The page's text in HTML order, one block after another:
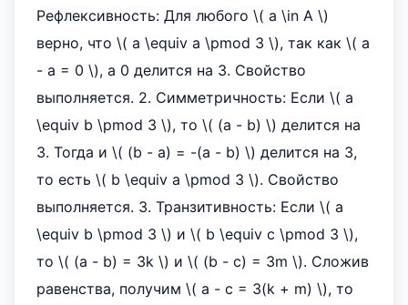
Рефлексивность: Для любого \( a \in A \)
верно, что \( a \equiv a \pmod 3 \), так как \( a
- a = 0 \), а 0 делится на 3. Свойство
выполняется. 2. Симметричность: Если \( a
\equiv b \pmod 3 \), то \( (a - b) \) делится на
3. Тогда и \( (b - a) = -(a - b) \) делится на 3,
то есть \( b \equiv a \pmod 3 \). Свойство
выполняется. 3. Транзитивность: Если \( a
\equiv b \pmod 3 \) и \( b \equiv c \pmod 3 \),
то \( (a - b) = 3k \) и \( (b - c) = 3m \). Сложив
равенства, получим \( a - c = 3(k + m) \), то